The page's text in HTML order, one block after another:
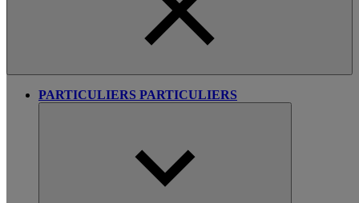
PARTICULIERS PARTICULIERS